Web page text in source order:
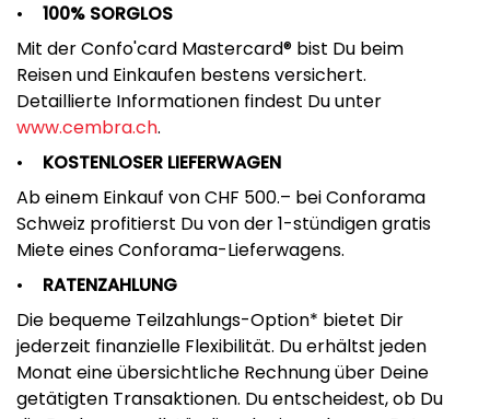
100% SORGLOS
Mit der Confo'card Mastercard® bist Du beim
Reisen und Einkaufen bestens versichert.
Detaillierte Informationen findest Du unter
www.cembra.ch.
KOSTENLOSER LIEFERWAGEN
Ab einem Einkauf von CHF 500.– bei Conforama
Schweiz profitierst Du von der 1-stündigen gratis
Miete eines Conforama-Lieferwagens.
RATENZAHLUNG
Die bequeme Teilzahlungs-Option* bietet Dir
jederzeit finanzielle Flexibilität. Du erhältst jeden
Monat eine übersichtliche Rechnung über Deine
getätigten Transaktionen. Du entscheidest, ob Du